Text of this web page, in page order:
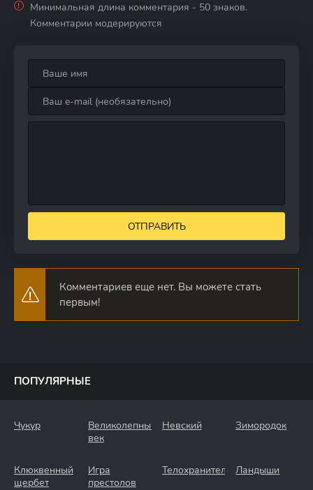
Минимальная длина комментария - 50 знаков.
Комментарии модерируются
ОТПРАВИТЬ
Комментариев еще нет. Вы можете стать
первым!
ПОПУЛЯРНЫЕ
Чукур
Великолепный
век
Невский Зимородок
Клюквенный
щербет
Игра
престолов
Телохранители Ландыши